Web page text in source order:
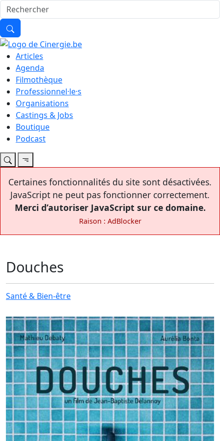
Articles
Agenda
Filmothèque
Professionnel·le·s
Organisations
Castings & Jobs
Boutique
Podcast
Certaines fonctionnalités du site sont désactivées.
JavaScript ne peut pas fonctionner correctement.
Merci d’autoriser JavaScript sur ce domaine.
Raison : AdBlocker
Douches
Santé & Bien-être